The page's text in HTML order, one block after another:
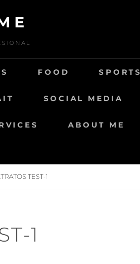
FOOD SPORTS
SOCIAL MEDIA
ABOUT ME
TEST-1
1